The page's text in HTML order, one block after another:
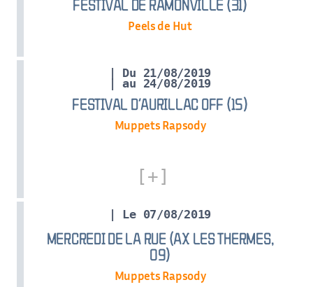
FESTIVAL DE RAMONVILLE (31)
Peels de Hut
| Du 21/08/2019
FESTIVAL D’AURILLAC OFF (15)
| au 24/08/2019
Muppets Rapsody
| Le 07/08/2019
MERCREDI DE LA RUE (AX LES THERMES,
09)
Muppets Rapsody